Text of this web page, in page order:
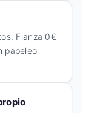
Fianza 0€
papeleo